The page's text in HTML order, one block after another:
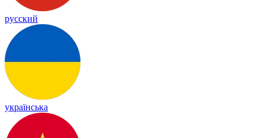
русский
українська